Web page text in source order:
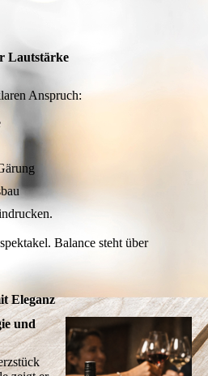
Lautstärke
Anspruch:
Balance steht über
Eleganz
und